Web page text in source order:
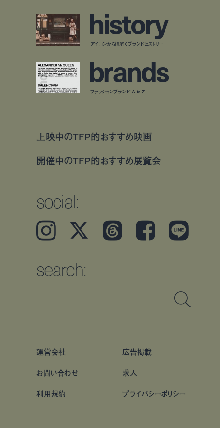
history
アイコンから紐解くブランドヒストリー
brands
ファッションブランド A to Z
上映中のTFP的おすすめ映画
開催中のTFP的おすすめ展覧会
social:
Instagram 𝕏 Threads Facebook LINE
search:
運営会社
広告掲載
お問い合わせ
求人
利用規約 プライバシーポリシー